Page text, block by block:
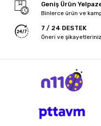
Geniş Ürün
Binlerce ürün ve
7 / 24 DESTEK
Öneri ve